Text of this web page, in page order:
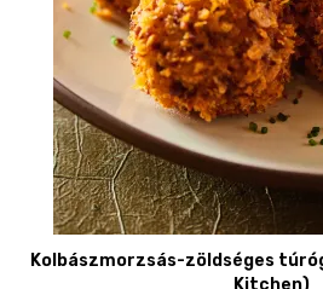
Kolbászmorzsás-zöldséges
Kitchen)